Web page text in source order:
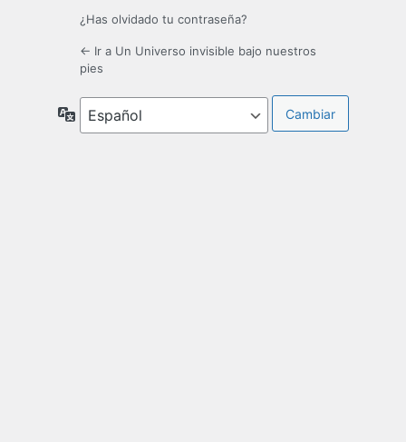
¿Has olvidado tu contraseña?
← Ir a Un Universo invisible bajo nuestros
pies
Idioma